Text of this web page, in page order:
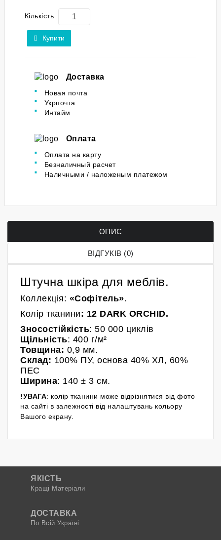
Кількість
Купити
Доставка
Новая почта
Укрпочта
Интайм
Оплата
Оплата на карту
Безналичный расчет
Наличными / наложеным платежом
ОПИС
ВІДГУКІВ (0)
Штучна шкіра для меблів.
Коллекція: «Софітель».
Колір тканини: 12 DARK ORCHID.
Зносостійкість: 50 000 циклів
Щільність: 400 г/м²
Товщина: 0,9 мм.
Склад: 100% ПУ, основа 40% ХЛ, 60%
ПЕС
Ширина: 140 ± 3 см.
!УВАГА: колір тканини може відрізнятися від фото
на сайті в залежності від налаштувань кольору
Вашого екрану.
ЯКІСТЬ
Кращі Матеріали
ДОСТАВКА
По Всій Україні